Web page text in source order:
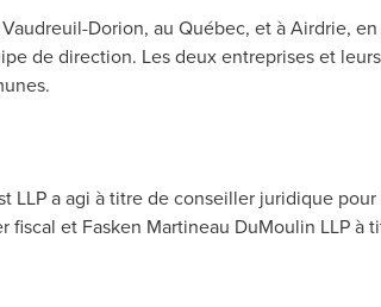
Vaudreuil-Dorion, au Québec, et àAirdrie, en
de direction. Les deux entreprises et
LLP a agi à titre de conseiller juridique
et Fasken Martineau DuMoulin LLP